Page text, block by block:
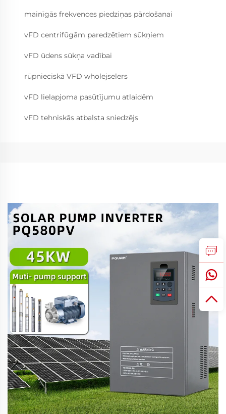
mainīgās frekvences piedziņas pārdošanai
vFD centrifūgām paredzētiem sūkņiem
vFD ūdens sūkņa vadībai
rūpnieciskā VFD wholejselers
vFD lielapjoma pasūtījumu atlaidēm
vFD tehniskās atbalsta sniedzējs